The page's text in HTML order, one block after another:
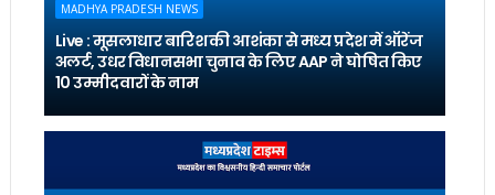
MADHYA PRADESH NEWS
Live : मूसलाधार बारिश की आशंका से मध्य प्रदेश में ऑरेंज
अलर्ट, उधर विधानसभा चुनाव के लिए AAP ने घोषित किए
10 उम्मीदवारों के नाम